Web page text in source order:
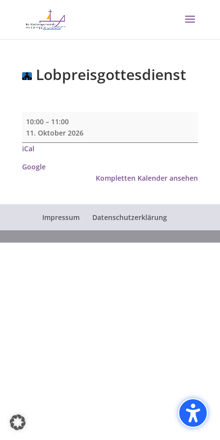
Lobpreisgottesdienst
Lobpreisgottesdienst
10:00 – 11:00
11. Oktober 2026
iCal
Google
Kompletten Kalender ansehen
Impressum Datenschutzerklärung